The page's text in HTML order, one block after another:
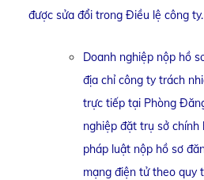
được sửa đổi trong Điều lệ công ty.
Doanh nghiệp nộp hồ
địa chỉ công ty trách
trực tiếp tại Phòng
nghiệp đặt trụ sở chính
pháp luật nộp hồ sơ
mạng điện tử theo quy